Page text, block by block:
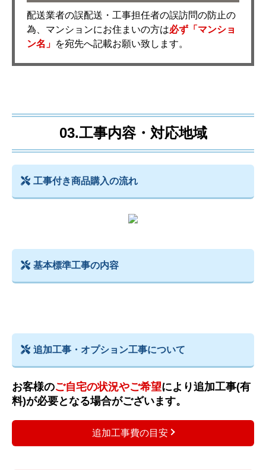
配送業者の誤配送・工事担任者の誤訪問の防止の
為、マンションにお住まいの方は必ず「マンショ
ン名」 を宛先へ記載お願い致します。
03.工事内容・対応地域
工事付き商品購入の流れ
基本標準工事の内容
追加工事・オプション工事について
お客様のご自宅の状況やご希望により追加工事(有
料)が必要となる場合がございます。
追加工事費の目安